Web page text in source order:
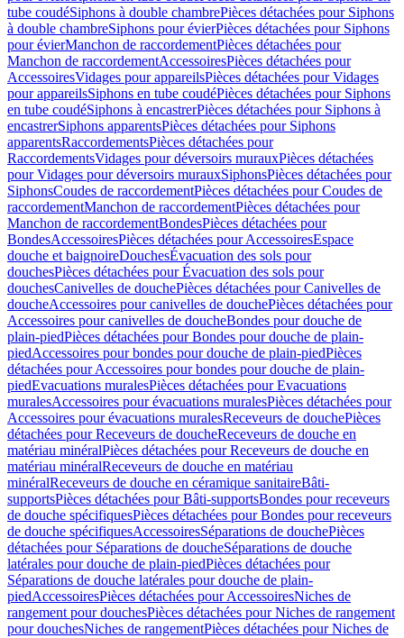
tube coudéSiphons à double chambrePièces détachées pour Siphons
à double chambreSiphons pour évierPièces détachées pour Siphons
pour évierManchon de raccordementPièces détachées pour
Manchon de raccordementAccessoiresPièces détachées pour
AccessoiresVidages pour appareilsPièces détachées pour Vidages
pour appareilsSiphons en tube coudéPièces détachées pour Siphons
en tube coudéSiphons à encastrerPièces détachées pour Siphons à
encastrerSiphons apparentsPièces détachées pour Siphons
apparentsRaccordementsPièces détachées pour
RaccordementsVidages pour déversoirs murauxPièces détachées
pour Vidages pour déversoirs murauxSiphonsPièces détachées pour
SiphonsCoudes de raccordementPièces détachées pour Coudes de
raccordementManchon de raccordementPièces détachées pour
Manchon de raccordementBondesPièces détachées pour
BondesAccessoiresPièces détachées pour AccessoiresEspace
douche et baignoireDouchesÉvacuation des sols pour
douchesPièces détachées pour Évacuation des sols pour
douchesCanivelles de douchePièces détachées pour Canivelles de
doucheAccessoires pour canivelles de douchePièces détachées pour
Accessoires pour canivelles de doucheBondes pour douche de
plain-piedPièces détachées pour Bondes pour douche de plain-
piedAccessoires pour bondes pour douche de plain-piedPièces
détachées pour Accessoires pour bondes pour douche de plain-
piedEvacuations muralesPièces détachées pour Evacuations
muralesAccessoires pour évacuations muralesPièces détachées pour
Accessoires pour évacuations muralesReceveurs de douchePièces
détachées pour Receveurs de doucheReceveurs de douche en
matériau minéralPièces détachées pour Receveurs de douche en
matériau minéralReceveurs de douche en matériau
minéralReceveurs de douche en céramique sanitaireBâti-
supportsPièces détachées pour Bâti-supportsBondes pour receveurs
de douche spécifiquesPièces détachées pour Bondes pour receveurs
de douche spécifiquesAccessoiresSéparations de douchePièces
détachées pour Séparations de doucheSéparations de douche
latérales pour douche de plain-piedPièces détachées pour
Séparations de douche latérales pour douche de plain-
piedAccessoiresPièces détachées pour AccessoiresNiches de
rangement pour douchesPièces détachées pour Niches de rangement
pour douchesNiches de rangementPièces détachées pour Niches de